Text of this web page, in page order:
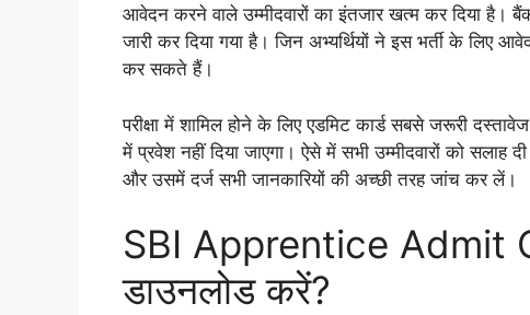
आवेदन करने वाले उम्मीदवारों का इंतजार खत्म कर दिया है।
जारी कर दिया गया है। जिन अभ्यर्थियों ने इस भर्ती के लिए
कर सकते हैं।
परीक्षा में शामिल होने के लिए एडमिट कार्ड सबसे जरूरी
में प्रवेश नहीं दिया जाएगा। ऐसे में सभी उम्मीदवारों को
और उसमें दर्ज सभी जानकारियों की अच्छी तरह जांच कर लें।
SBI Apprentice Admit
डाउनलोड करें?